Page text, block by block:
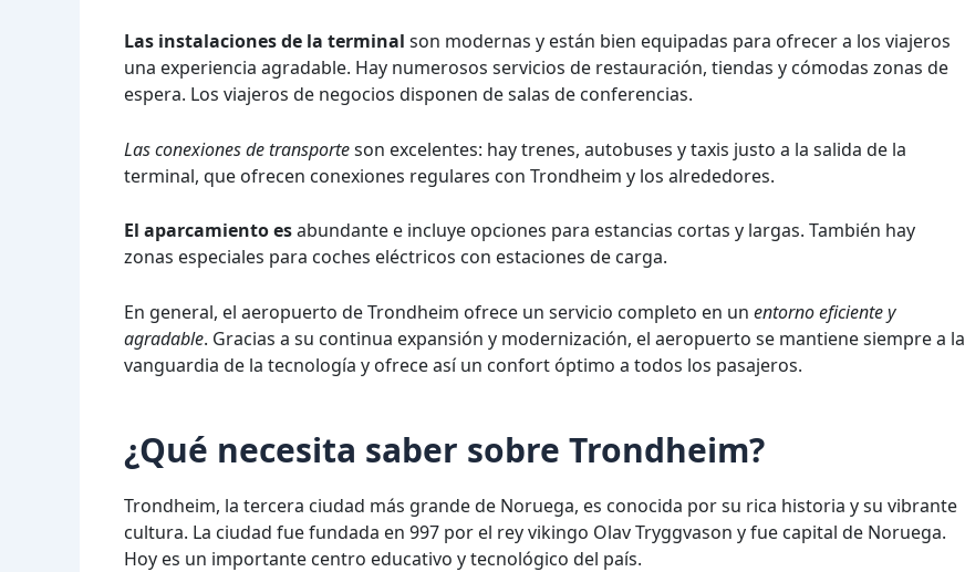
Las instalaciones de la terminal son modernas y están bien equipadas para ofrecer a los viajeros
una experiencia agradable. Hay numerosos servicios de restauración, tiendas y cómodas zonas de
espera. Los viajeros de negocios disponen de salas de conferencias.
Las conexiones de transporteson excelentes: hay trenes, autobuses y taxis justo a la salida de la
terminal, que ofrecen conexiones regulares con Trondheim y los alrededores.
El aparcamiento esabundante e incluye opciones para estancias cortas y largas. También hay
zonas especiales para coches eléctricos con estaciones de carga.
En general, el aeropuerto de Trondheim ofrece un servicio completo en un entorno eficiente y
agradable. Gracias a su continua expansión y modernización, el aeropuerto se mantiene siempre a la
vanguardia de la tecnología y ofrece así un confort óptimo a todos los pasajeros.
¿Qué necesita saber sobre Trondheim?
Trondheim, la tercera ciudad más grande de Noruega, es conocida por su rica historia y su vibrante
cultura. La ciudad fue fundada en 997 por el rey vikingo Olav Tryggvason y fue capital de Noruega.
Hoy es un importante centro educativo y tecnológico del país.